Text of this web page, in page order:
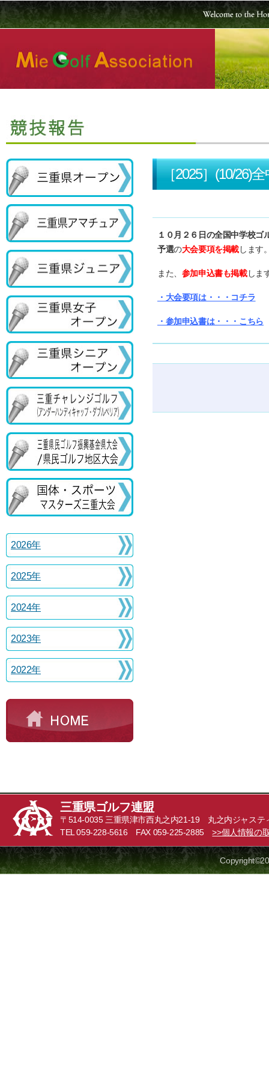
2026年
2025年
2024年
2023年
2022年
［2025］(10/26)
１０月２６日の全国中学校
予選の大会要項を掲載します
また、 参加申込書も掲載しま
・大会要項は・・・コチラ
・参加申込書は・・・こちら
三重県ゴルフ連盟
〒514-0035 三重県津市西丸之内21-19 丸之内ジャステ
TEL 059-228-5616 FAX 059-225-2885>>個人情報の